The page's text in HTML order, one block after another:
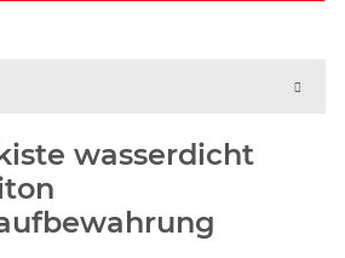
wasserdicht